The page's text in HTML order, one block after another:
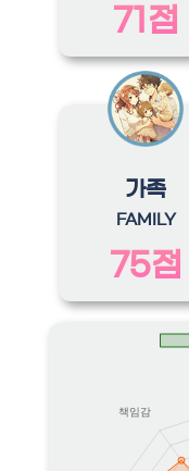
71점
가족
FAMILY
75점